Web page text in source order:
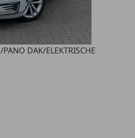
PANO DAK/ELEKTRISCHE